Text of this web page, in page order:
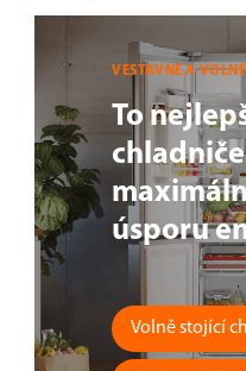
VESTAVNÉ A
To
úsporu
Volně stojící